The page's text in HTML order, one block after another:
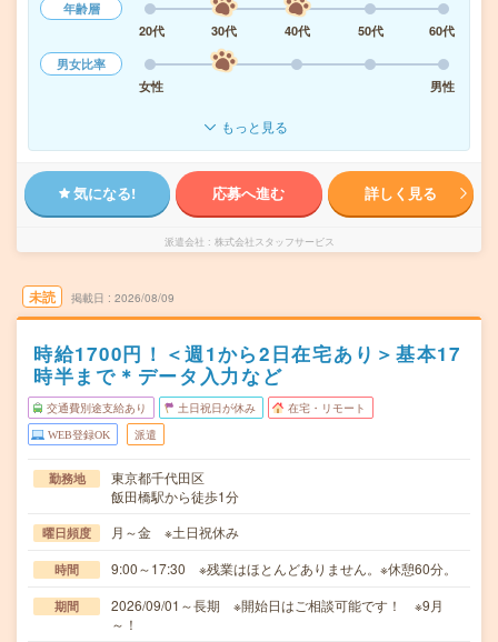
年齢層
20代
30代 40代 50代
60代
男女比率
女性
男性
もっと見る
気になる! 応募へ進む 詳しく見る
派遣会社 株式会社スタッフサービス
未読 掲載日 2026/08/09
時給1700円！＜週1から2日在宅あり＞基本17
時半まで＊データ入力など
交通費別途支給あり 土日祝日が休み 在宅・リモート
WEB登録OK 派遣
勤務地
東京都千代田区
飯田橋駅から徒歩1分
曜日頻度 月～金 ※土日祝休み
時間 9:00～17:30 ※残業はほとんどありません。※休憩60分。
期間
2026/09/01～長期 ※開始日はご相談可能です！ ※9月
～！